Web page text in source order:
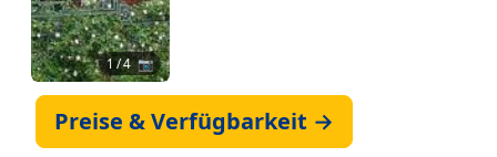
1/ 4 📷
Preise & Verfügbarkeit →